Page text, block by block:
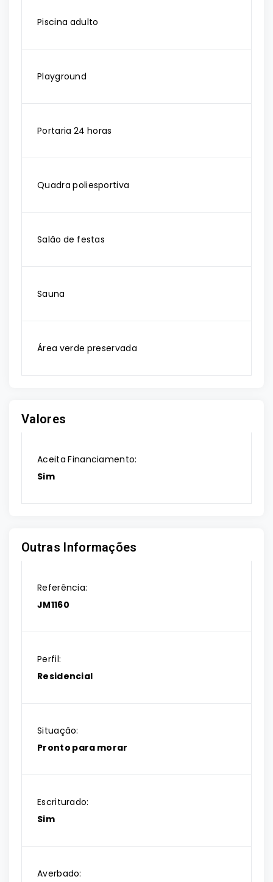
Piscina adulto
Playground
Portaria 24 horas
Quadra poliesportiva
Salão de festas
Sauna
Área verde preservada
Valores
Aceita Financiamento:
Sim
Outras Informações
Referência:
JM1160
Perfil:
Residencial
Situação:
Pronto para morar
Escriturado:
Sim
Averbado: